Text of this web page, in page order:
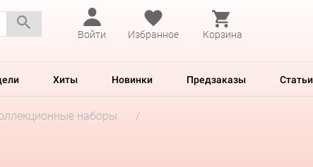
Войти
Избранное Корзина
Хиты Новинки Предзаказы Статьи
наборы